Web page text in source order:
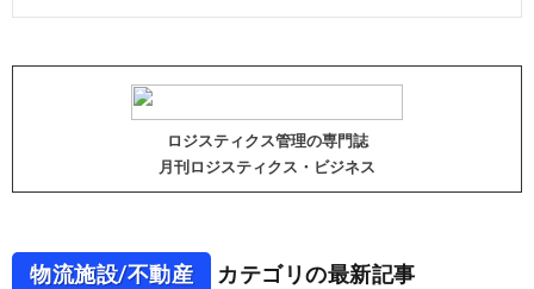
ロジスティクス管理の専門誌
月刊ロジスティクス・ビジネス
物流施設/不動産 カテゴリの最新記事